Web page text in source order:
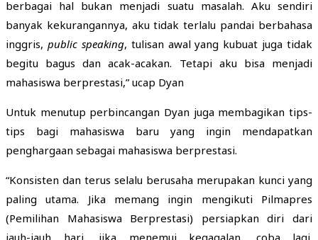
berbagai hal bukan menjadi suatu masalah. Aku sendiri
banyak kekurangannya, aku tidak terlalu pandai berbahasa
inggris, public speaking, tulisan awal yang kubuat juga tidak
begitu bagus dan acak-acakan. Tetapi aku bisa menjadi
mahasiswa berprestasi,” ucap Dyan
Untuk menutup perbincangan Dyan juga membagikan tips-
tips bagi mahasiswa baru yang ingin mendapatkan
penghargaan sebagai mahasiswa berprestasi.
“Konsisten dan terus selalu berusaha merupakan kunci yang
paling utama. Jika memang ingin mengikuti Pilmapres
(Pemilihan Mahasiswa Berprestasi) persiapkan diri dari
jauh-jauh hari, jika menemui kegagalan, coba lagi.